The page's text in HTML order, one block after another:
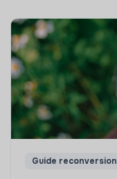
Guide reconversion